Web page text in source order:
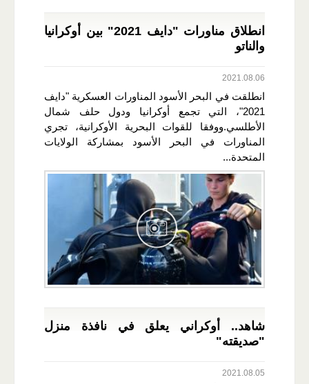
انطلاق مناورات "دايف 2021" بين أوكرانيا
والناتو
2021.08.06
انطلقت في البحر الأسود المناورات العسكرية "دايف
2021"، التي تجمع أوكرانيا ودول حلف شمال
الأطلسي.ووفقا للقوات البحرية الأوكرانية، تجري
المناورات في البحر الأسود بمشاركة الولايات
المتحدة...
شاهد.. أوكراني يعلق في نافذة منزل
"صديقته"
2021.08.05